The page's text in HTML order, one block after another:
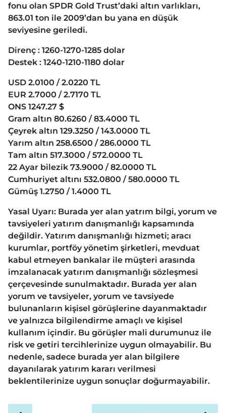
fonu olan SPDR Gold Trust’daki altın varlıkları,
863.01 ton ile 2009’dan bu yana en düşük
seviyesine geriledi.
Direnç : 1260-1270-1285 dolar
Destek : 1240-1210-1180 dolar
USD 2.0100 / 2.0220 TL
EUR 2.7000 / 2.7170 TL
ONS 1247.27 $
Gram altın 80.6260 / 83.4000 TL
Çeyrek altın 129.3250 / 143.0000 TL
Yarım altın 258.6500 / 286.0000 TL
Tam altın 517.3000 / 572.0000 TL
22 Ayar bilezik 73.9000 / 82.0000 TL
Cumhuriyet altını 532.0800 / 580.0000 TL
Gümüş 1.2750 / 1.4000 TL
Yasal Uyarı: Burada yer alan yatrım bilgi, yorum ve
tavsiyeleri yatırım danışmanlığı kapsamında
değildir. Yatırım danışmanlığı hizmeti; aracı
kurumlar, portföy yönetim şirketleri, mevduat
kabul etmeyen bankalar ile müşteri arasında
imzalanacak yatırım danışmanlığı sözleşmesi
çerçevesinde sunulmaktadır. Burada yer alan
yorum ve tavsiyeler, yorum ve tavsiyede
bulunanların kişisel görüşlerine dayanmaktadır
ve yalnızca bilgilendirme amaçlı ve kişisel
kullanım içindir. Bu görüşler mali durumunuz ile
risk ve getiri tercihlerinize uygun olmayabilir. Bu
nedenle, sadece burada yer alan bilgilere
dayanılarak yatırım kararı verilmesi
beklentilerinize uygun sonuçlar doğurmayabilir.